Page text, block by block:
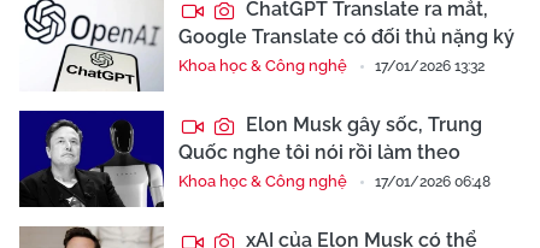
ChatGPT Translate ra mắt,
Google Translate có đối thủ nặng ký
Khoa học & Công nghệ 17/01/2026 13:32
Elon Musk gây sốc, Trung
Quốc nghe tôi nói rồi làm theo
Khoa học & Công nghệ 17/01/2026 06:48
xAI của Elon Musk có thể